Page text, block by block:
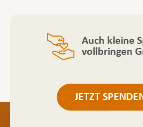
Auch kleine
vollbringen
JETZT